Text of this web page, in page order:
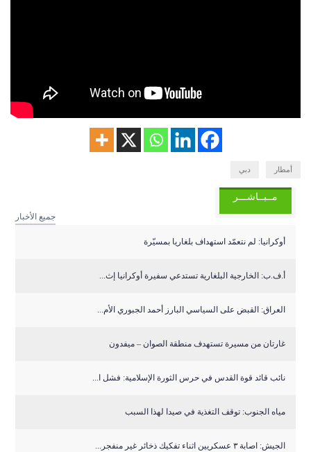
أمطار دبي
مــبــاشـــر
جميع الأخبار
أوكرانيا: لم نتعمّد استهداف بلغاريا بمسيّرة
أ.ف.ب: الخارجية البلغارية تستدعي سفيرة أوكرانيا إث...
العراق: القبض على السياسي البارز أحمد الجبوري الأم...
غارتان من مسيرة تستهدف منطقة الصوان – ميفدون
نائب قائد قوة القدس في حرس الثورة الإسلامية: فشل ا...
مياه الجنوب: توقف التغذية في صيدا لهذا السبب
الجيش: اصابة ٣ عسكريين اثناء تفكيك ذخائر غير منفجر...